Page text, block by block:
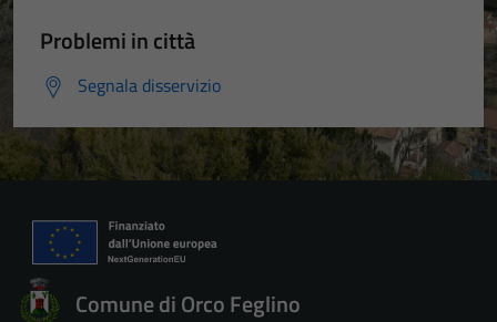
Problemi in città
Segnala disservizio
Comune di Orco Feglino